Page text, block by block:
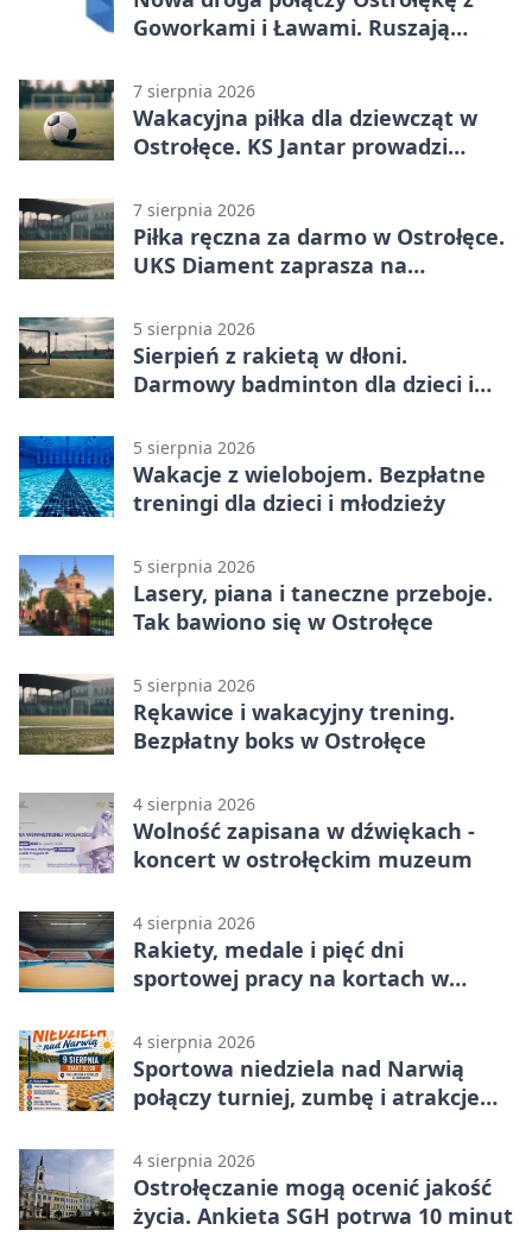
Goworkami i Ławami. Ruszają
7 sierpnia 2026
Wakacyjna piłka dla dziewcząt w
Ostrołęce. KS Jantar prowadzi
7 sierpnia 2026
Piłka ręczna za darmo w Ostrołęce.
UKS Diament zaprasza na
5 sierpnia 2026
Sierpień z rakietą w dłoni.
Darmowy badminton dla dzieci i
5 sierpnia 2026
Wakacje z wielobojem. Bezpłatne
treningi dla dzieci i młodzieży
5 sierpnia 2026
Lasery, piana i taneczne przeboje.
Tak bawiono się w Ostrołęce
5 sierpnia 2026
Rękawice i wakacyjny trening.
Bezpłatny boks w Ostrołęce
4 sierpnia 2026
Wolność zapisana w dźwiękach -
koncert w ostrołęckim muzeum
4 sierpnia 2026
Rakiety, medale i pięć dni
sportowej pracy na kortach w
4 sierpnia 2026
Sportowa niedziela nad Narwią
połączy turniej, zumbę i atrakcje
4 sierpnia 2026
Ostrołęczanie mogą ocenić jakość
życia. Ankieta SGH potrwa 10 minut